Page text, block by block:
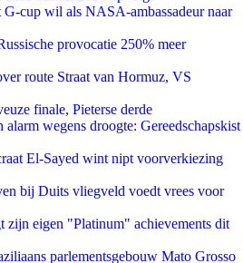
cup wil als NASA-ambassadeur naar
provocatie 250% meer
route Straat van Hormuz, VS
finale, Pieterse derde
alarm wegens droogte: Gereedschapskist
El-Sayed wint nipt voorverkiezing
bij Duits vliegveld voedt vrees voor
eigen "Platinum" achievements dit
parlementsgebouw Mato Grosso